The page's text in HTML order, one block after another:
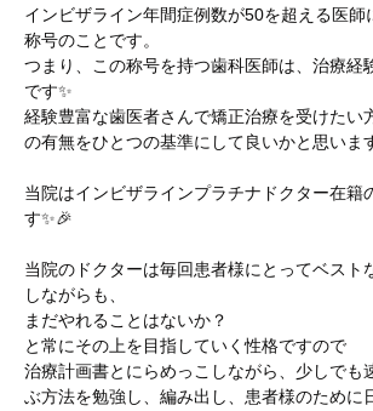
インビザライン年間症例数が50を超える医師
称号のことです。
つまり、この称号を持つ歯科医師は、治療経
です✨
経験豊富な歯医者さんで矯正治療を受けたい
の有無をひとつの基準にして良いかと思いま
当院はインビザラインプラチナドクター在籍
す✨🎉
当院のドクターは毎回患者様にとってベスト
しながらも、
まだやれることはないか？
と常にその上を目指していく性格ですので
治療計画書とにらめっこしながら、少しでも
ぶ方法を勉強し、編み出し、患者様のために